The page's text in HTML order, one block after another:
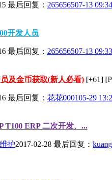
最后回复： 265656507-13 09:34
开发人员
最后回复： 265656507-13 09:33
及金币获取(新人必看) [+61]
最后回复： 花花000105-29
T100 ERP 二次开发、...
护2017-02-28 最后回复：